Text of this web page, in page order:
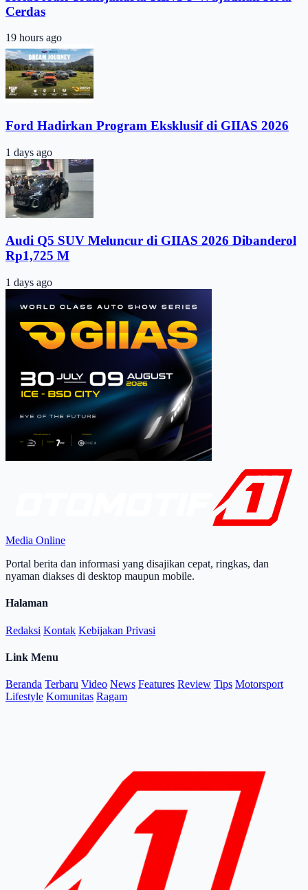
Cerdas
19 hours ago
Ford Hadirkan Program Eksklusif di GIIAS 2026
1 days ago
Audi Q5 SUV Meluncur di GIIAS 2026 Dibanderol
Rp1,725 M
1 days ago
Media Online
Portal berita dan informasi yang disajikan cepat, ringkas, dan
nyaman diakses di desktop maupun mobile.
Halaman
Redaksi Kontak Kebijakan Privasi
Link Menu
Beranda Terbaru Video News Features Review Tips Motorsport
Lifestyle Komunitas Ragam